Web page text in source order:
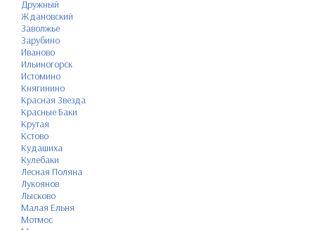
Дружный
Ждановский
Заволжье
Зарубино
Иваново
Ильиногорск
Истомино
Княгинино
Красная Звезда
Красные Баки
Крутая
Кстово
Кудашиха
Кулебаки
Лесная Поляна
Лукоянов
Лысково
Малая Ельня
Мотмос